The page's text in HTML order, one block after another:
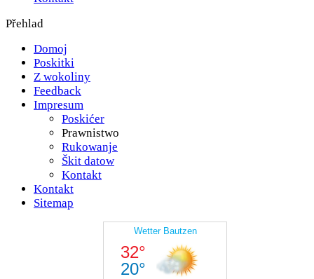
Přehlad
Domoj
Poskitki
Z wokoliny
Feedback
Impresum
Poskićer
Prawnistwo
Rukowanje
Škit datow
Kontakt
Kontakt
Sitemap